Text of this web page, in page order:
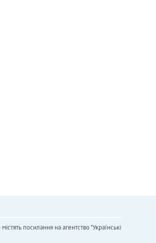
посилання на агентство "Українськi